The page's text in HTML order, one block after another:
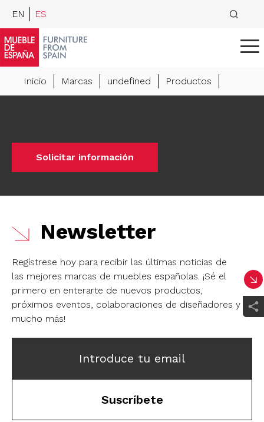
EN ES
Inicio Marcas undefined Productos
Solicitar información
Newsletter
Regístrese hoy para recibir las últimas noticias de
las mejores marcas de muebles españolas. ¡Sé el
primero en enterarte de nuevos productos,
próximos eventos, colaboraciones de diseñadores y
mucho más!
Introduce tu email
Suscríbete